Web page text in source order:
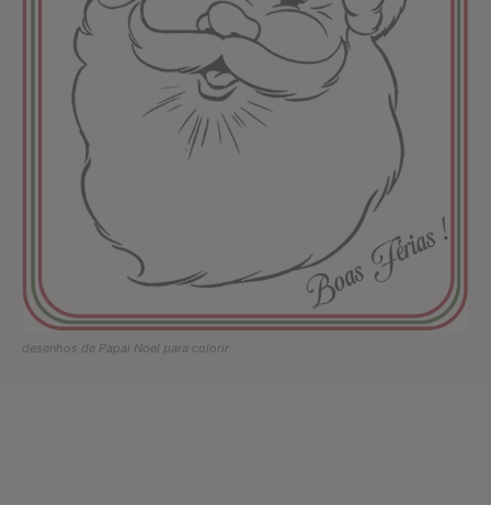
desenhos de Papai Noel para colorir